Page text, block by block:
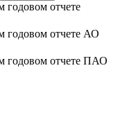
годовом отчете
годовом отчете АО
годовом отчете ПАО